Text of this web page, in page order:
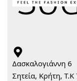
Δασκαλογιάννη 6
Σητεία, Κρήτη,